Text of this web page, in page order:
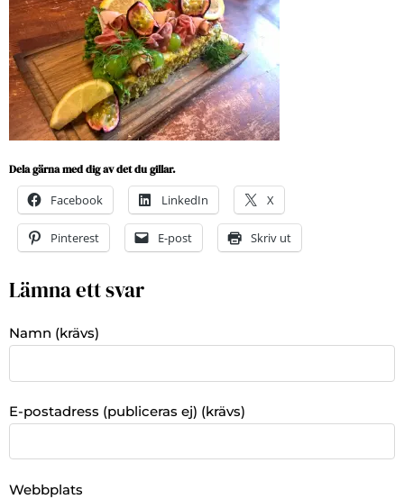
Dela gärna med dig av det du gillar.
Facebook LinkedIn X
Pinterest E-post Skriv ut
Lämna ett svar
Namn (krävs)
E-postadress (publiceras ej) (krävs)
Webbplats